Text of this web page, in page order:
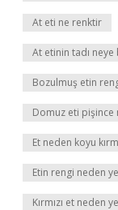
At eti ne renktir
At etinin tadı
Bozulmuş etin
Domuz eti pişince
Et neden koyu
Etin rengi neden
Kırmızı et neden